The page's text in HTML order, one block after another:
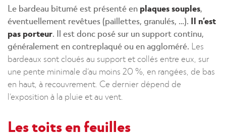
Le bardeau bitumé est présenté en plaques souples
éventuellement revêtues (paillettes, granulés, …). Il n’est
pas porteur . Il est donc posé sur un support continu,
généralement en contreplaqué ou en aggloméré. Les
bardeaux sont cloués au support et collés entre eux, sur
une pente minimale d’au moins 20 %, en rangées, de bas
en haut, à recouvrement. Ce dernier dépend de
l’exposition à la pluie et au vent.
Les toits en feuilles